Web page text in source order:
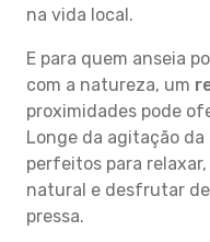
na vida local.
E para quem anseia
com a natureza, um
proximidades pode
Longe da agitação
perfeitos para
natural e desfrutar
pressa.